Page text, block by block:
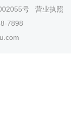
号
营业执照
7898